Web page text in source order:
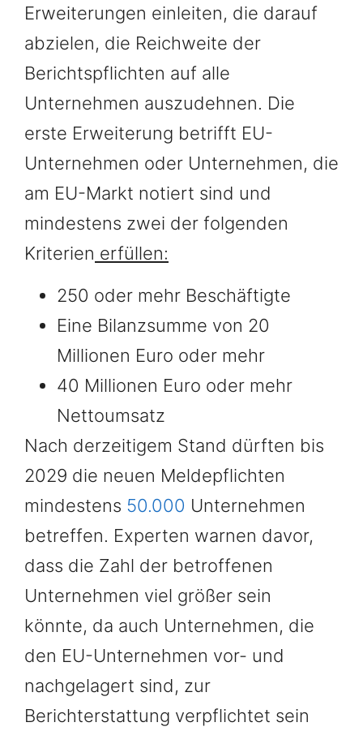
Erweiterungen einleiten, die darauf
abzielen, die Reichweite der
Berichtspflichten auf alle
Unternehmen auszudehnen. Die
erste Erweiterung betrifft EU-
Unternehmen oder Unternehmen, die
am EU-Markt notiert sind und
mindestens zwei der folgenden
Kriterien erfüllen:
250 oder mehr Beschäftigte
Eine Bilanzsumme von 20
Millionen Euro oder mehr
40 Millionen Euro oder mehr
Nettoumsatz
Nach derzeitigem Stand dürften bis
2029 die neuen Meldepflichten
mindestens 50.000 Unternehmen
betreffen. Experten warnen davor,
dass die Zahl der betroffenen
Unternehmen viel größer sein
könnte, da auch Unternehmen, die
den EU-Unternehmen vor- und
nachgelagert sind, zur
Berichterstattung verpflichtet sein